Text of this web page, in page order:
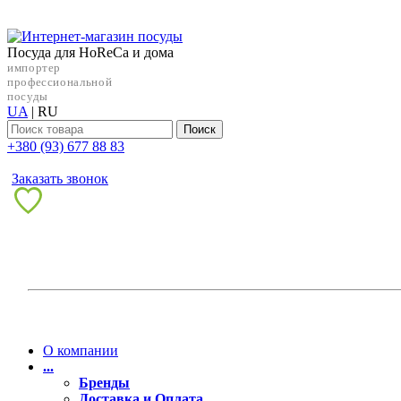
Посуда для HoReCa и дома
импортер
профессиональной
посуды
UA | RU
Поиск
+38‎0 (93) 677 88 83
Заказать звонок
О компании
...
Бренды